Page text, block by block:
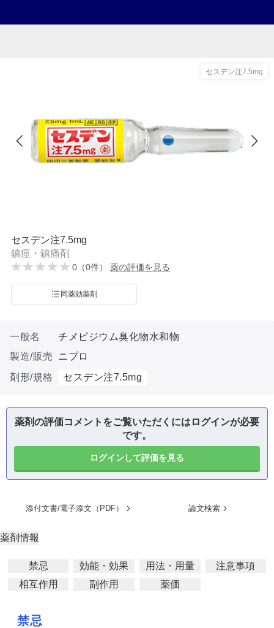
セスデン注7.5mg
セスデン注7.5mg
鎮痙・鎮痛剤
0（0件） 薬の評価を見る
同薬効薬剤
一般名
チメピジウム臭化物水和物
製造/販売
ニプロ
剤形/規格
セスデン注7.5mg
薬剤の評価コメントをご覧いただくにはログインが必要
です。
ログインして評価を見る
添付文書/電子添文（PDF） 論文検索
薬剤情報
禁忌 効能・効果 用法・用量
注意事項
相互作用
副作用 薬価
禁忌